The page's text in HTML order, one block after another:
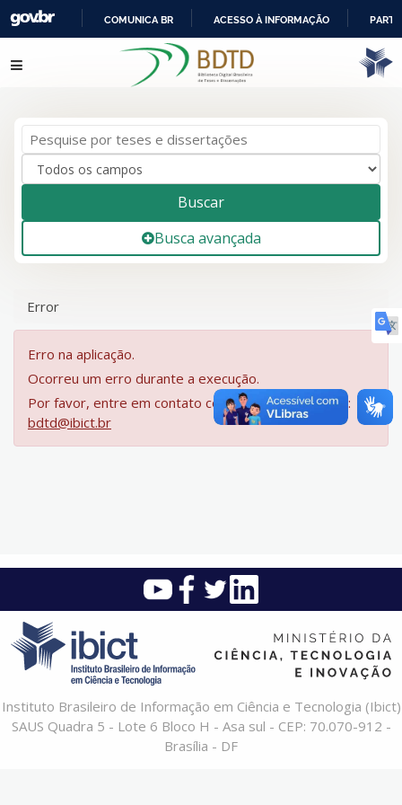
IR
PARA
COMUNICA BR ACESSO À INFORMAÇÃO
Pular para o conteúdo
Buscar
Busca avançada
Error
Erro na aplicação.
Ocorreu um erro durante a execução.
Por favor, entre em contato com a equipe da BDTD:
bdtd@ibict.br
Instituto Brasileiro de Informação em Ciência e Tecnologia (Ibict)
SAUS Quadra 5 - Lote 6 Bloco H - Asa sul - CEP: 70.070-912 -
Brasília - DF